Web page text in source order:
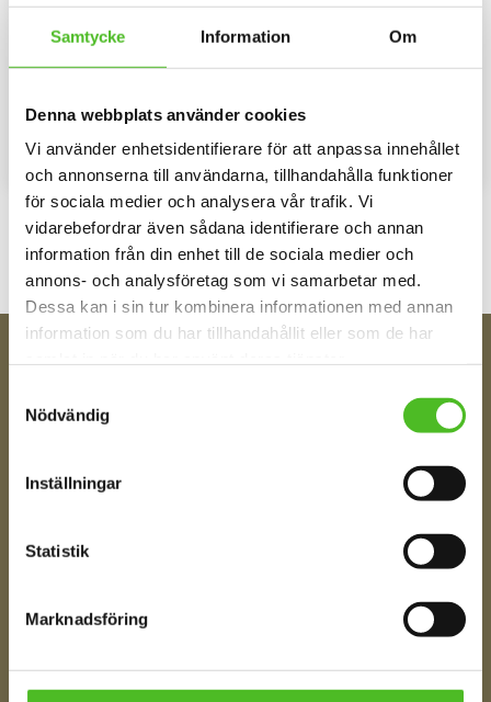
Samtycke Information Om
Denna webbplats använder cookies
Vi använder enhetsidentifierare för att anpassa innehållet
och annonserna till användarna, tillhandahålla funktioner
för sociala medier och analysera vår trafik. Vi
vidarebefordrar även sådana identifierare och annan
information från din enhet till de sociala medier och
annons- och analysföretag som vi samarbetar med.
Dessa kan i sin tur kombinera informationen med annan
information som du har tillhandahållit eller som de har
Nödvändig
Inställningar
Statistik
Marknadsföring
Nyckelring med Elo
Elegant nyckelring i massiv
vara hållbar och ge ett uttryck av
109SEK
Lägg till i favoriter
KÖP
Nyckelring med Elo
Elegant nyckelring i massiv
vara hållbar och ge ett uttryck av
KÖP
Din e-post
Jag samtycker till att motta digital kommunikation i
enlighet med i integritetspolicyn